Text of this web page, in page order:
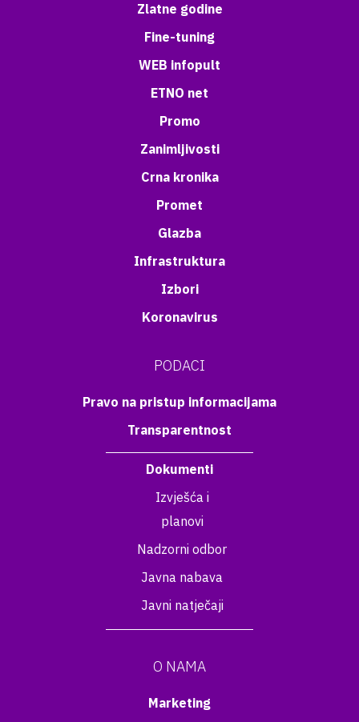
Zlatne godine
Fine-tuning
WEB infopult
ETNO net
Promo
Zanimljivosti
Crna kronika
Promet
Glazba
Infrastruktura
Izbori
Koronavirus
PODACI
Pravo na pristup informacijama
Transparentnost
Dokumenti
Izvješća i
planovi
Nadzorni odbor
Javna nabava
Javni natječaji
O NAMA
Marketing